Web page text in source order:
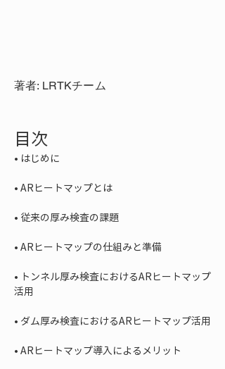
著者: LRTKチーム
目次
•
•
•
•
• トンネル厚み検査におけるARヒートマップ
•
•